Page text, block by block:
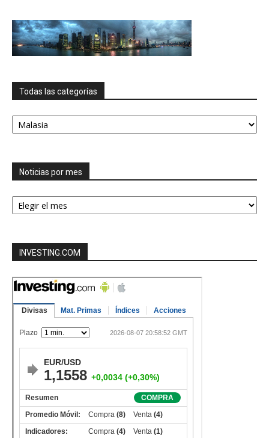
Todas las categorías
Todas
las
Noticias por mes
Noticias
por
INVESTING.COM